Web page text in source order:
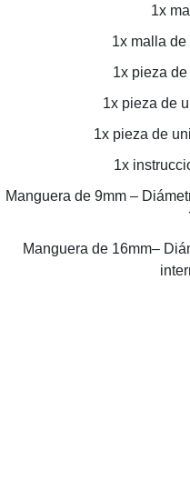
1x
1x malla
1x pieza
1x pieza de
1x pieza de
1x
Manguera de 9mm –
Manguera de 16mm–